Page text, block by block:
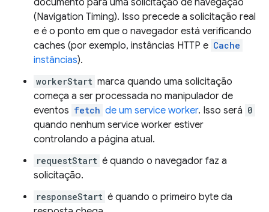
documento para uma solicitação de navegação
(Navigation Timing). Isso precede a solicitação real
e é o ponto em que o navegador está verificando
caches (por exemplo, instâncias HTTP e Cache
instâncias).
workerStart marca quando uma solicitação
começa a ser processada no manipulador de
eventos fetch de um service worker. Isso será 0
quando nenhum service worker estiver
controlando a página atual.
requestStart é quando o navegador faz a
solicitação.
responseStart é quando o primeiro byte da